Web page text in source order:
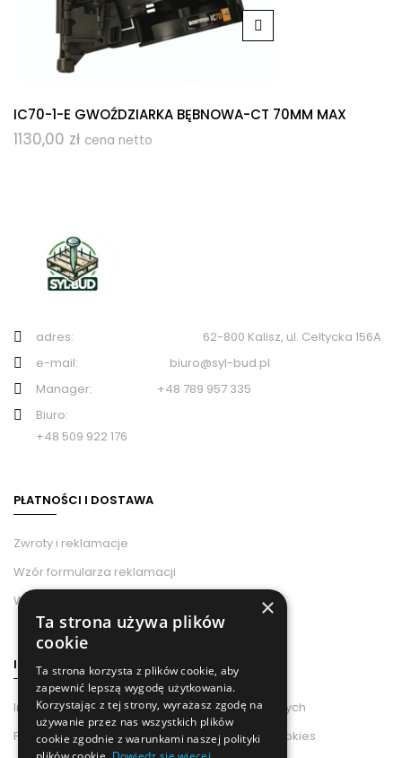
IC70-1-E GWOŹDZIARKA BĘBNOWA-CT 70MM MAX
1130,00 zł cena netto
adres: 62-800 Kalisz, ul. Celtycka 156A
e-mail: biuro@syl-bud.pl
Manager: +48 789 957 335
Biuro:
+48 509 922 176
PŁATNOŚCI I DOSTAWA
Zwroty i reklamacje
Wzór formularza reklamacji
Wzór odstąpienia od umowy
INFORMACJE
Informacje od Administratora Danych Osobowych
Polityka Prywatności i Wykorzystania Plików Cookies
×
Ta strona używa plików
cookie
Ta strona korzysta z plików cookie, aby
zapewnić lepszą wygodę użytkowania.
Korzystając z tej strony, wyrażasz zgodę na
używanie przez nas wszystkich plików
cookie zgodnie z warunkami naszej polityki